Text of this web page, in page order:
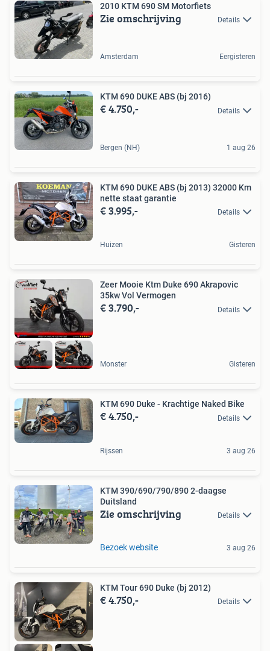
2010 KTM 690 SM Motorfiets
Zie omschrijving Details
Amsterdam Eergisteren
KTM 690 DUKE ABS (bj 2016)
€ 4.750,- Details
Bergen (NH) 1 aug 26
KTM 690 DUKE ABS (bj 2013) 32000 Km
nette staat garantie
€ 3.995,- Details
Huizen Gisteren
Zeer Mooie Ktm Duke 690 Akrapovic
35kw Vol Vermogen
€ 3.790,- Details
Monster Gisteren
KTM 690 Duke - Krachtige Naked Bike
€ 4.750,- Details
Rijssen 3 aug 26
KTM 390/690/790/890 2-daagse
Duitsland
Zie omschrijving Details
Bezoek website 3 aug 26
KTM Tour 690 Duke (bj 2012)
€ 4.750,- Details